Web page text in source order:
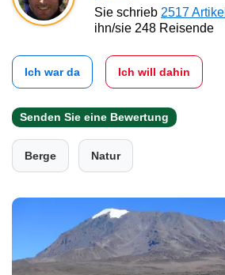
Sie schrieb 2517 Artikel
ihn/sie 248 Reisende
Ich war da Ich will dahin
Senden Sie eine Bewertung
Berge Natur